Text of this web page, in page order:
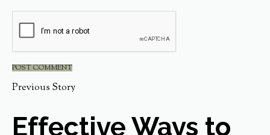
Previous Story
Effective Ways to